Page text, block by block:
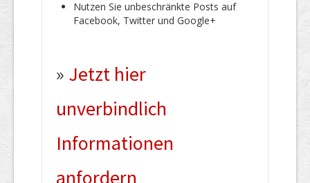
Nutzen Sie unbeschränkte Posts auf
Facebook, Twitter und Google+
» Jetzt hier
unverbindlich
Informationen
anfordern